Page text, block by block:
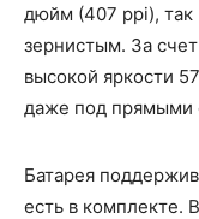
дюйм (407 ppi), так
зернистым. За
высокой яркости
даже под прямыми
Батарея
есть в комплекте.